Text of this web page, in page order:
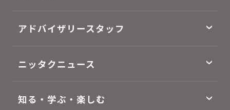
アドバイザリースタッフ
ニッタクニュース
知る・学ぶ・楽しむ